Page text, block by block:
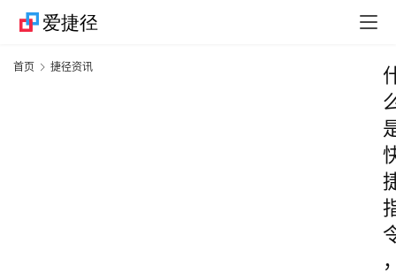
首页 捷径资讯